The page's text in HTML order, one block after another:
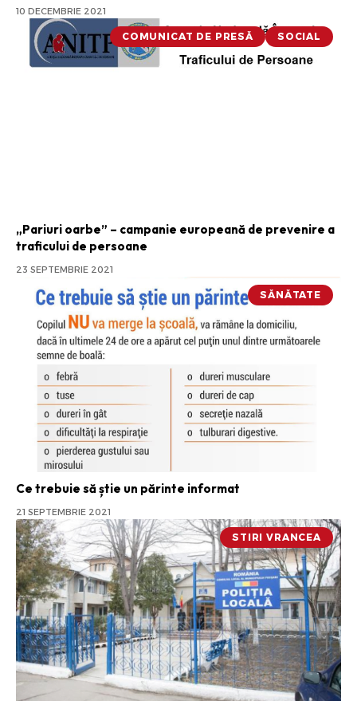
10 DECEMBRIE 2021
COMUNICAT DE PRESĂ SOCIAL
„Pariuri oarbe” – campanie europeană de prevenire a
traficului de persoane
23 SEPTEMBRIE 2021
SĂNĂTATE
Ce trebuie să știe un părinte informat
21 SEPTEMBRIE 2021
STIRI VRANCEA